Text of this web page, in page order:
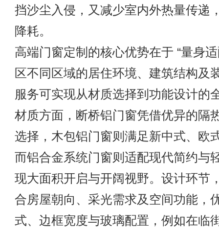
挡沙尘入侵，又减少室内外热量传递
降耗。
高端门窗定制的核心优势在于 “量身
区不同区域的居住环境、建筑结构及
服务可实现从材质选择到功能设计的
材质方面，断桥铝门窗凭借优异的隔
选择，木包铝门窗则满足新中式、欧
而铝合金系统门窗则适配现代简约与
现大面积开启与开阔视野。设计环节
合房屋朝向、采光需求及空间功能，
式、边框宽度与玻璃配置，例如在临